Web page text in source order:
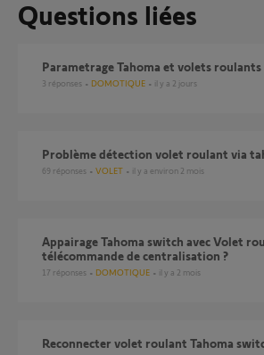
Questions liées
Parametrage Tahoma et volets roulants
3 réponses DOMOTIQUE il y a 2 jours
Problème détection volet roulant via
69 réponses VOLET il y a environ 2 mois
Appairage Tahoma switch avec Volet roulant IO sans
télécommande de centralisation ?
17 réponses DOMOTIQUE il y a 2 mois
Reconnecter volet roulant Tahoma